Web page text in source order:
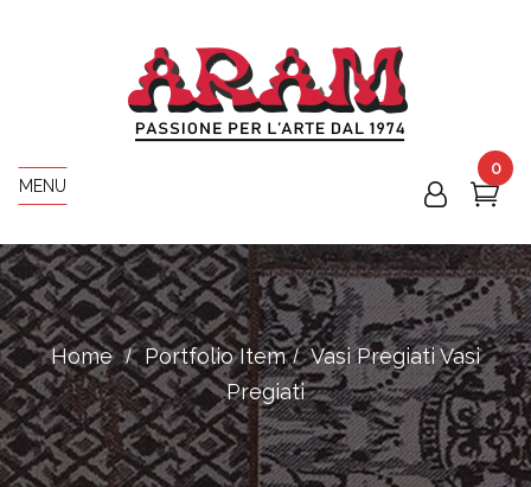
MENU
0
Home Portfolio Item Vasi PregiatiVasi
Pregiati